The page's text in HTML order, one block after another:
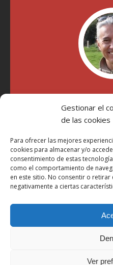
Gestionar el
de las cookies
Para ofrecer las mejores
cookies para almacenar y/o
consentimiento de estas
como el comportamiento de
en este sitio. No consentir o
negativamente a ciertas
Ver
"Soy Manel Hospido, nací en
año 2007 he escrito sobre
Millatrece.com es una
participa"
Aviso Legal
Política de Privacidad
Más Información sobre Cookies